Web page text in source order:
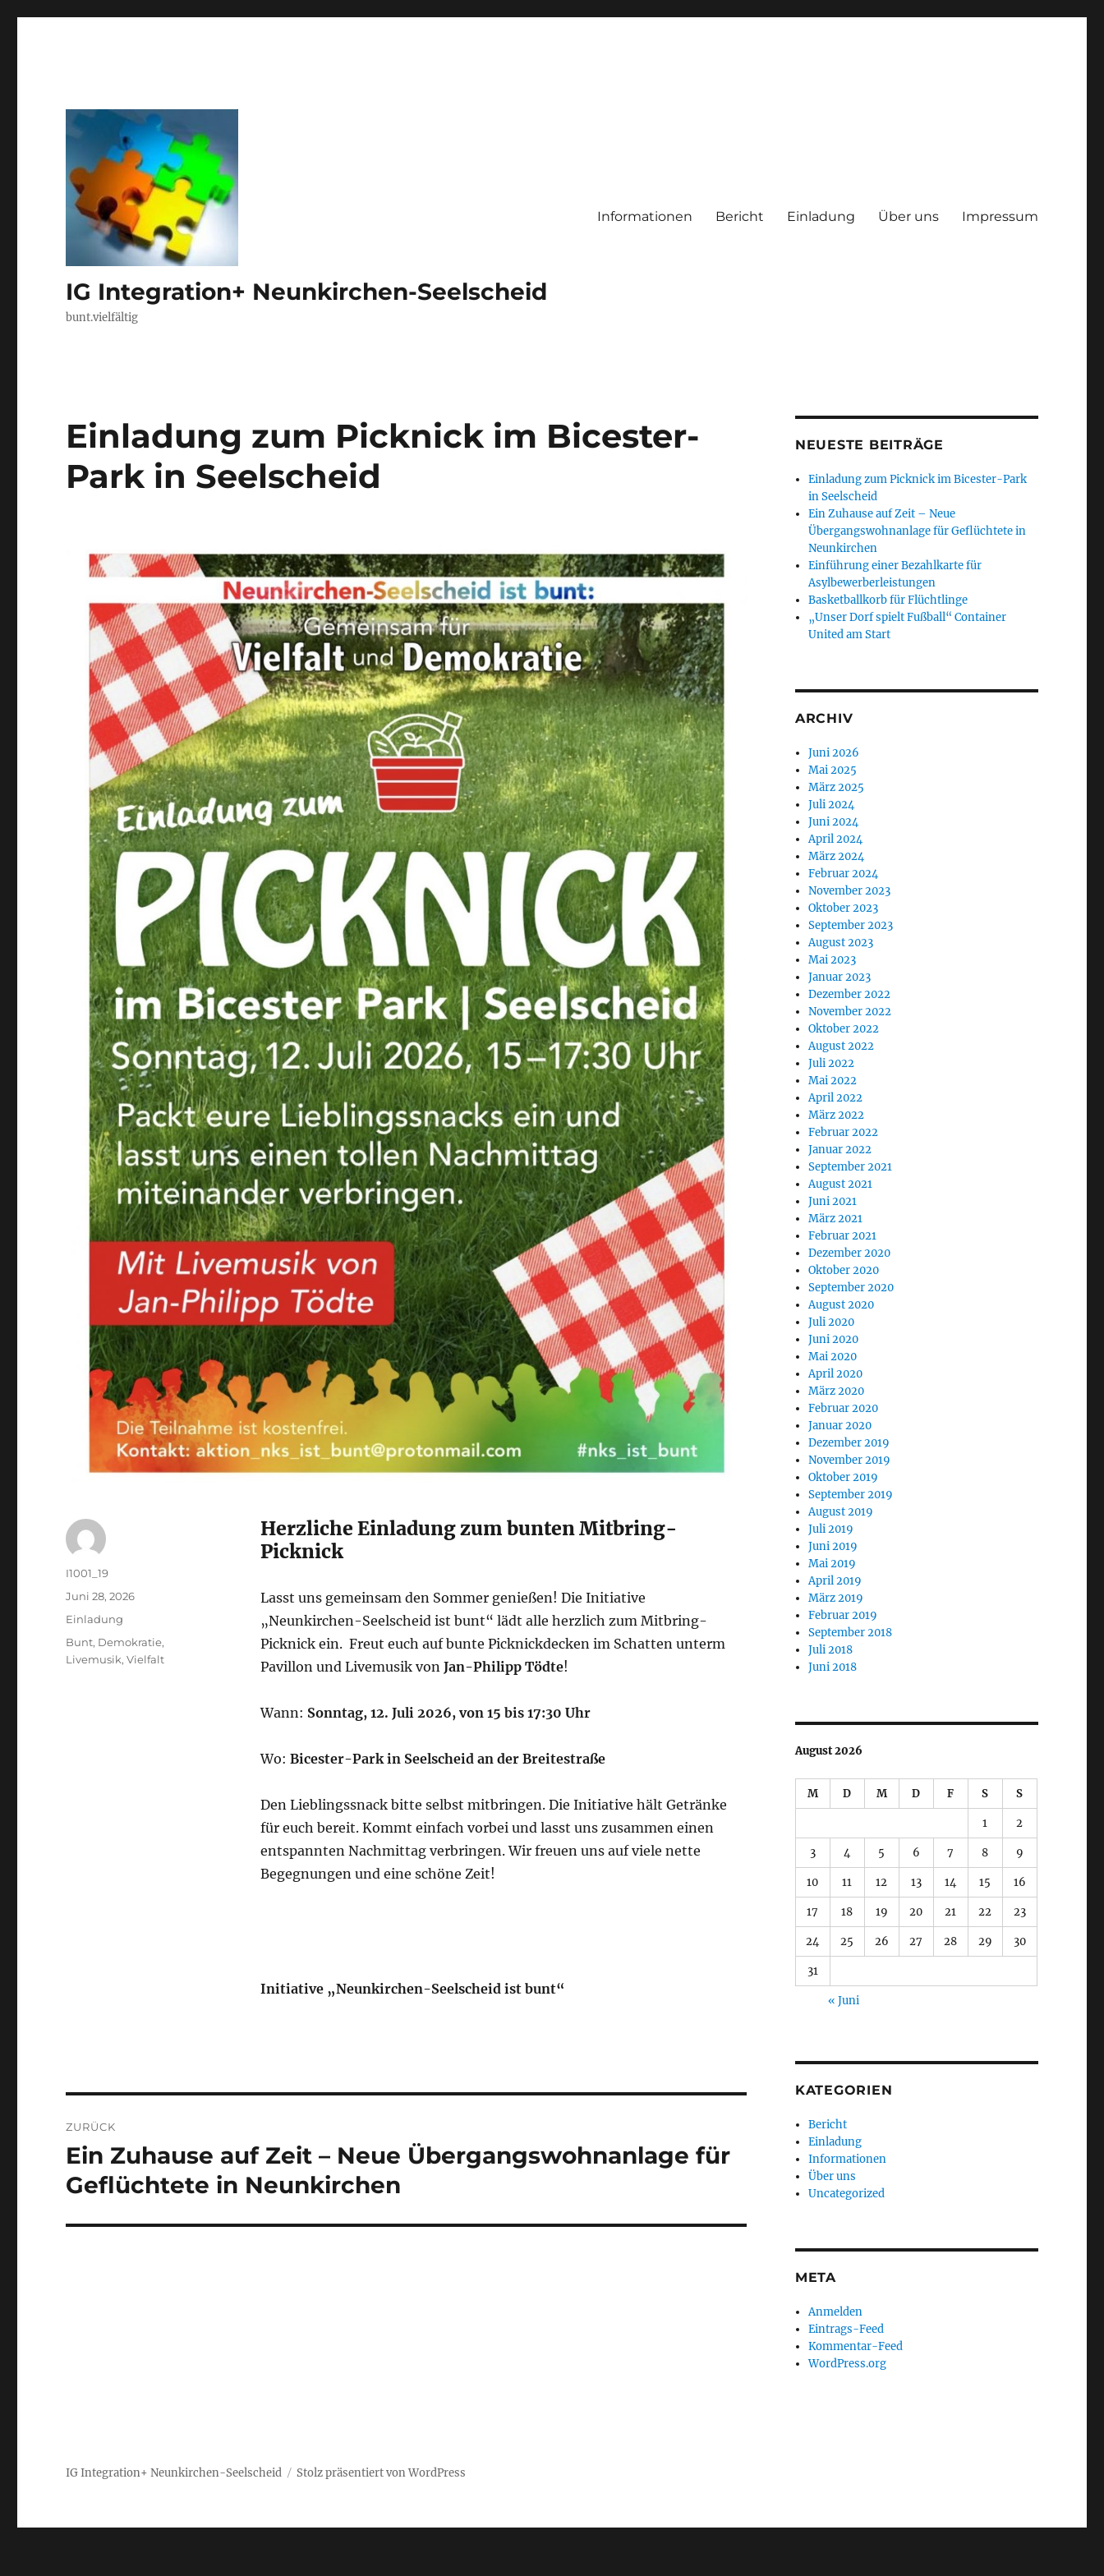
IG Integration+ Neunkirchen-Seelscheid
bunt.vielfältig
Informationen Bericht Einladung Über uns Impressum
Einladung zum Picknick im Bicester-
Park in Seelscheid
Herzliche Einladung zum bunten Mitbring-
Picknick
Lasst uns gemeinsam den Sommer genießen! Die Initiative
„Neunkirchen-Seelscheid ist bunt“ lädt alle herzlich zum Mitbring-
Picknick ein. Freut euch auf bunte Picknickdecken im Schatten unterm
Pavillon und Livemusik von Jan-Philipp Tödte!
Wann: Sonntag, 12. Juli 2026, von 15 bis 17:30 Uhr
Wo: Bicester-Park in Seelscheid an der Breitestraße
Den Lieblingssnack bitte selbst mitbringen. Die Initiative hält Getränke
für euch bereit. Kommt einfach vorbei und lasst uns zusammen einen
entspannten Nachmittag verbringen. Wir freuen uns auf viele nette
Begegnungen und eine schöne Zeit!
Initiative „Neunkirchen-Seelscheid ist bunt“
Autor
I1001_19
Veröffentlicht
am
Juni 28, 2026
Kategorien
Einladung
Schlagwörter
Bunt, Demokratie,
Livemusik,Vielfalt
ZURÜCK
Vorheriger
Beitrag:
Ein Zuhause auf Zeit – Neue Übergangswohnanlage für
Geflüchtete in Neunkirchen
NEUESTE BEITRÄGE
Einladung zum Picknick im Bicester-Park
in Seelscheid
Ein Zuhause auf Zeit – Neue
Übergangswohnanlage für Geflüchtete in
Neunkirchen
Einführung einer Bezahlkarte für
Asylbewerberleistungen
Basketballkorb für Flüchtlinge
„Unser Dorf spielt Fußball“ Container
United am Start
ARCHIV
Juni 2026
Mai 2025
März 2025
Juli 2024
Juni 2024
April 2024
März 2024
Februar 2024
November 2023
Oktober 2023
September 2023
August 2023
Mai 2023
Januar 2023
Dezember 2022
November 2022
Oktober 2022
August 2022
Juli 2022
Mai 2022
April 2022
März 2022
Februar 2022
Januar 2022
September 2021
August 2021
Juni 2021
März 2021
Februar 2021
Dezember 2020
Oktober 2020
September 2020
August 2020
Juli 2020
Juni 2020
Mai 2020
April 2020
März 2020
Februar 2020
Januar 2020
Dezember 2019
November 2019
Oktober 2019
September 2019
August 2019
Juli 2019
Juni 2019
Mai 2019
April 2019
März 2019
Februar 2019
September 2018
Juli 2018
Juni 2018
August 2026
M D M D F S S
1 2
3 4 5 6 7 8 9
10 11 12 13 14 15 16
17 18 19 20 21 22 23
24 25 26 27 28 29 30
31
« Juni
KATEGORIEN
Bericht
Einladung
Informationen
Über uns
Uncategorized
META
Anmelden
Eintrags-Feed
Kommentar-Feed
WordPress.org
IG Integration+ Neunkirchen-Seelscheid Stolz präsentiert von WordPress